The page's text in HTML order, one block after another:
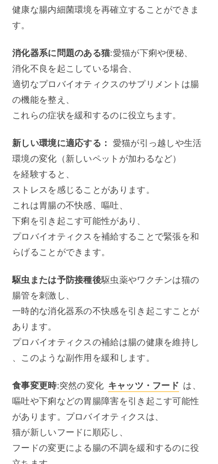
健康な腸内細菌環境を再確立することができま
す。
消化器系に問題のある猫:愛猫が下痢や便秘、
消化不良を起こしている場合、
適切なプロバイオティクスのサプリメントは腸
の機能を整え、
これらの症状を緩和するのに役立ちます。
新しい環境に適応する：
愛猫が引っ越しや生活
環境の変化（新しいペットが加わるなど）
を経験すると、
ストレスを感じることがあります。
これは胃腸の不快感、嘔吐、
下痢を引き起こす可能性があり、
プロバイオティクスを補給することで緊張を和
らげることができます。
駆虫または予防接種後駆虫薬やワクチンは猫の
腸管を刺激し、
一時的な消化器系の不快感を引き起こすことが
あります。
プロバイオティクスの補給は腸の健康を維持し
、このような副作用を緩和します。
食事変更時:突然の変化 キャッツ・フード は、
嘔吐や下痢などの胃腸障害を引き起こす可能性
があります。プロバイオティクスは、
猫が新しいフードに順応し、
フードの変更による腸の不調を緩和するのに役